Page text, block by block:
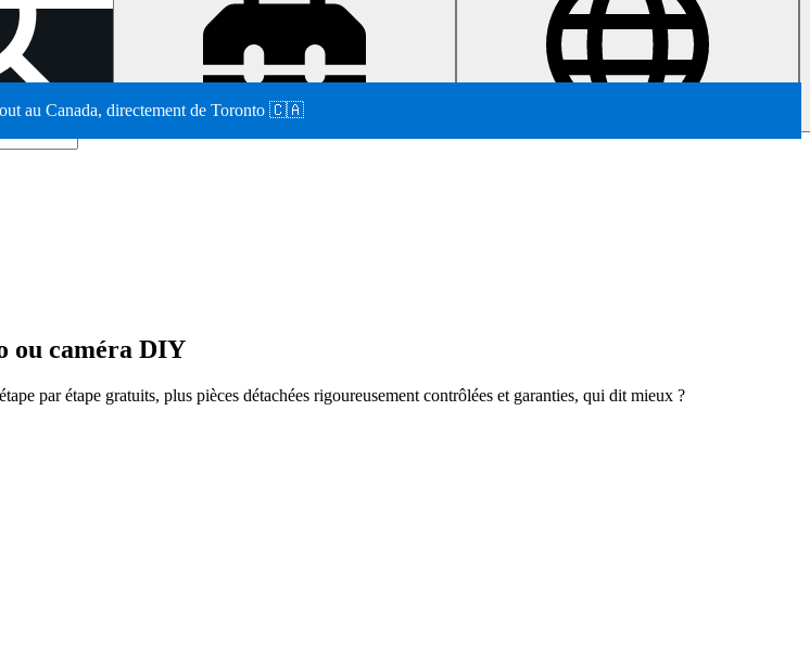
au Canada, directement de Toronto 🇨🇦
ou caméra DIY
par étape gratuits, plus pièces détachées rigoureusement contrôlées et garanties, qui dit mieux ?